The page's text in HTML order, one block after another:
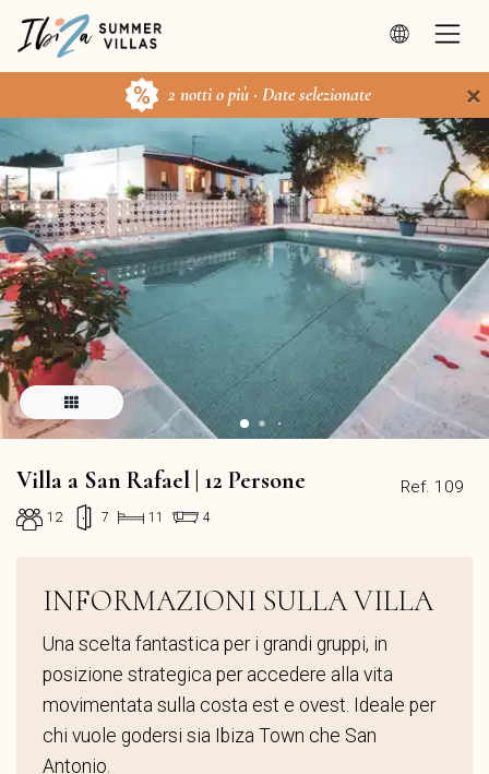
2 notti o più · Date selezionate ×
Ref. 109
Villa a San Rafael | 12 Persone
12 7 11 4
INFORMAZIONI SULLA VILLA
Una scelta fantastica per i grandi gruppi, in
posizione strategica per accedere alla vita
movimentata sulla costa est e ovest. Ideale per
chi vuole godersi sia Ibiza Town che San
Antonio.